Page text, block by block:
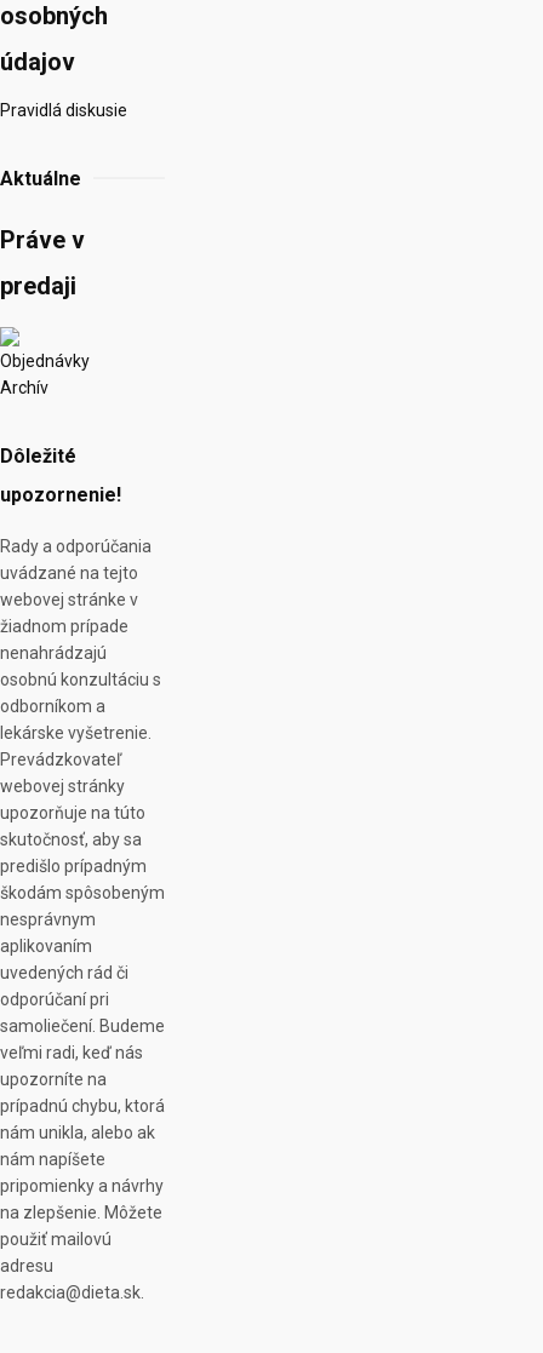
osobných
údajov
Pravidlá diskusie
Aktuálne
Práve v
predaji
Objednávky
Archív
Dôležité
upozornenie!
Rady a odporúčania
uvádzané na tejto
webovej stránke v
žiadnom prípade
nenahrádzajú
osobnú konzultáciu s
odborníkom a
lekárske vyšetrenie.
Prevádzkovateľ
webovej stránky
upozorňuje na túto
skutočnosť, aby sa
predišlo prípadným
škodám spôsobeným
nesprávnym
aplikovaním
uvedených rád či
odporúčaní pri
samoliečení. Budeme
veľmi radi, keď nás
upozorníte na
prípadnú chybu, ktorá
nám unikla, alebo ak
nám napíšete
pripomienky a návrhy
na zlepšenie. Môžete
použiť mailovú
adresu
redakcia@dieta.sk.